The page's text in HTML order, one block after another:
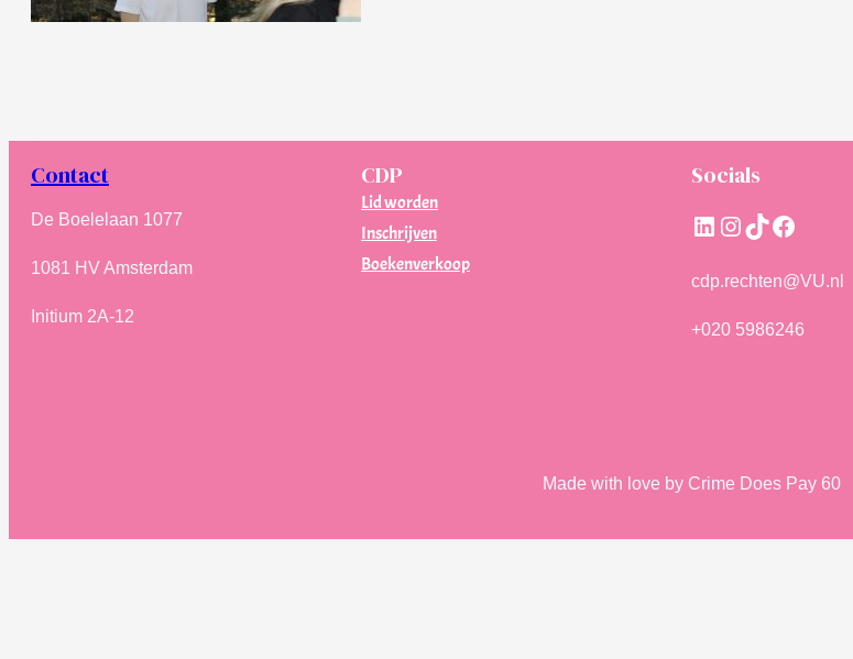
Contact
De Boelelaan 1077
1081 HV Amsterdam
Initium 2A-12
CDP
Lid worden
Inschrijven
Boekenverkoop
Socials
LinkedIn
Instagram
TikTokFacebook
cdp.rechten@VU.nl
+020 5986246
Made with love by Crime Does Pay 60